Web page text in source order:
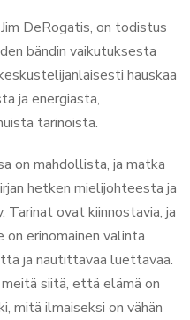
DeRogatis, on todistus
bändin vaikutuksesta
hauskaa
ja energiasta,
tarinoista.
on mahdollista, ja matka
hetken mielijohteesta ja
ovat kiinnostavia, ja
erinomainen valinta
ja nautittavaa luettavaa.
siitä, että elämä on
mitä ilmaiseksi on vähän